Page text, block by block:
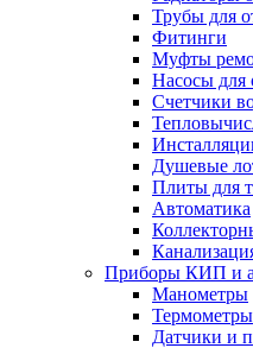
Трубы для
Фитинги
Муфты
Насосы для
Счетчики
Душевые
Плиты для
Автоматика
Приборы КИП и
Манометры
Термометры
Датчики и